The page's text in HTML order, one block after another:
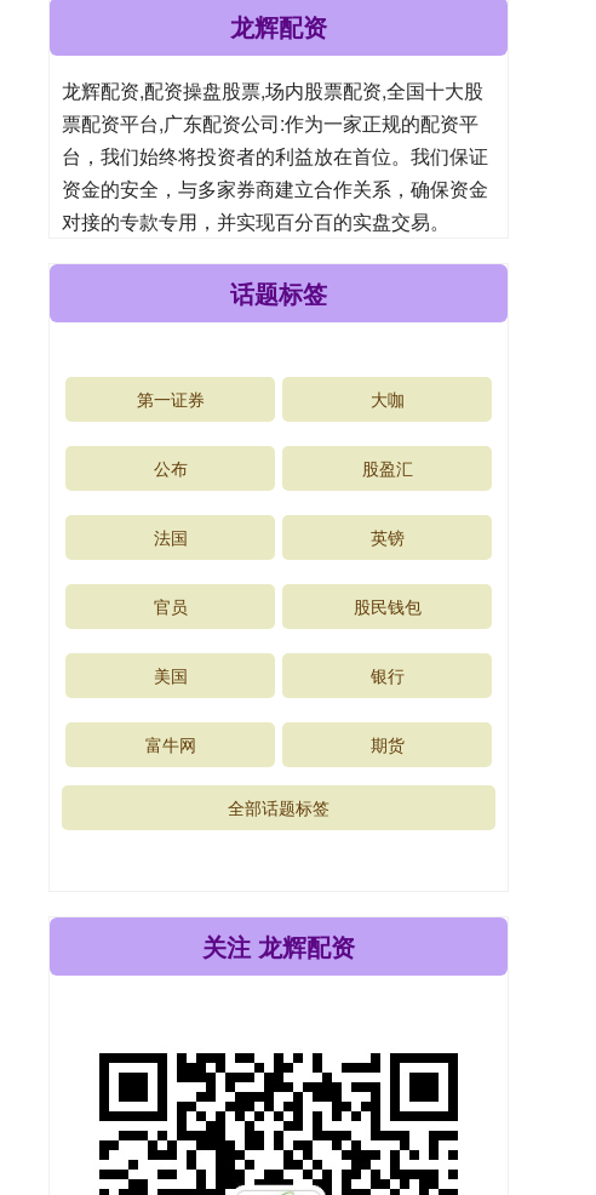
龙辉配资
龙辉配资,配资操盘股票,场内股票配资,全国十大股
票配资平台,广东配资公司:作为一家正规的配资平
台，我们始终将投资者的利益放在首位。我们保证
资金的安全，与多家券商建立合作关系，确保资金
对接的专款专用，并实现百分百的实盘交易。
话题标签
第一证券 大咖
公布 股盈汇
法国 英镑
官员 股民钱包
美国 银行
富牛网 期货
全部话题标签
关注 龙辉配资